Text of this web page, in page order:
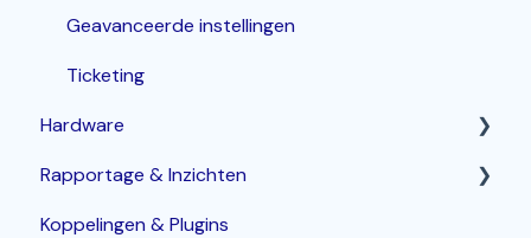
Geavanceerde instellingen
Ticketing
Hardware
Router
POS terminals
Rapportage & Inzichten
Geavanceerde opties
Koppelingen & Plugins